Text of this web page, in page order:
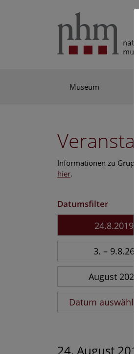
Museum
Informationen zu
hier.
Datumsfilter
24.8.2019
3. – 9.8.26
August 2026
Datum auswählen
24. August 2019